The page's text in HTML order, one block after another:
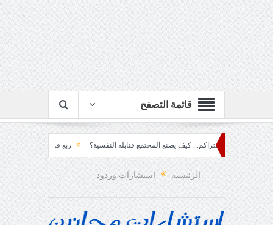
قائمة التصفح
المتراكم... كيف يصنع المجتمع قنابله النفسية؟ ربع قرن!! رزقٌ من يستكثره؟!
الرئيسية استشارات وردود